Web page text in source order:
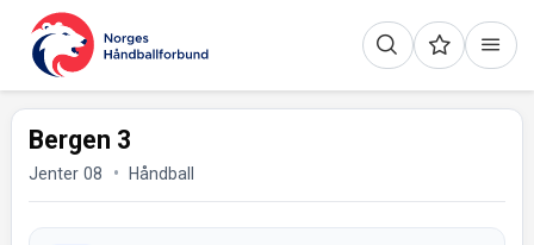
Bergen 3
Jenter 08 Håndball